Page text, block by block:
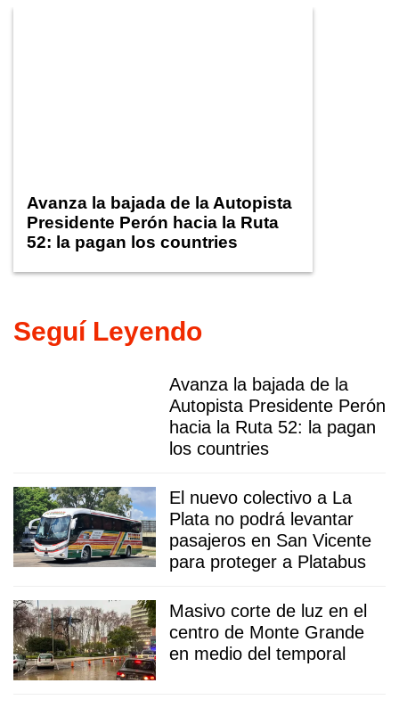
Avanza la bajada de la Autopista
Presidente Perón hacia la Ruta
52: la pagan los countries
Seguí Leyendo
Avanza la bajada de la
Autopista Presidente Perón
hacia la Ruta 52: la pagan
los countries
El nuevo colectivo a La
Plata no podrá levantar
pasajeros en San Vicente
para proteger a Platabus
Masivo corte de luz en el
centro de Monte Grande
en medio del temporal